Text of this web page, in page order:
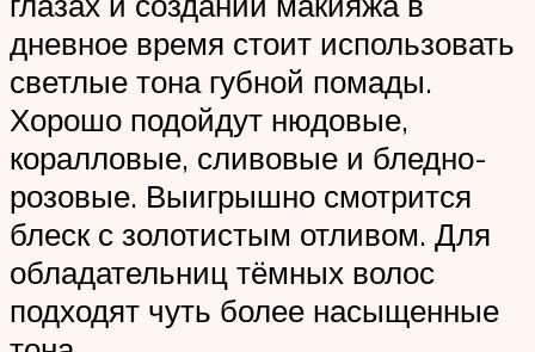
дневное время стоит использовать
светлые тона губной помады.
Хорошо подойдут нюдовые,
коралловые, сливовые и бледно-
розовые. Выигрышно смотрится
блеск с золотистым отливом. Для
обладательниц тёмных волос
подходят чуть более насыщенные